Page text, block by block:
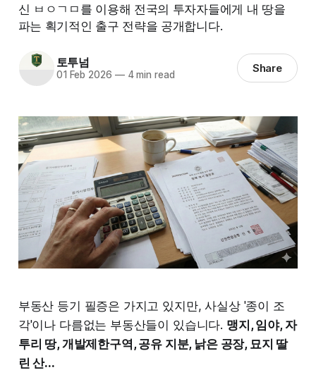
신 ㅂㅇㄱㅁ를 이용해 전국의 투자자들에게 내 땅을
파는 획기적인 출구 전략을 공개합니다.
토투넘
01 Feb 2026 —4 min read Share
부동산 등기 필증은 가지고 있지만, 사실상 '종이 조
각'이나 다름없는 부동산들이 있습니다. 맹지, 임야, 자
투리 땅, 개발제한구역, 공유 지분, 낡은 공장, 묘지 딸
린 산...